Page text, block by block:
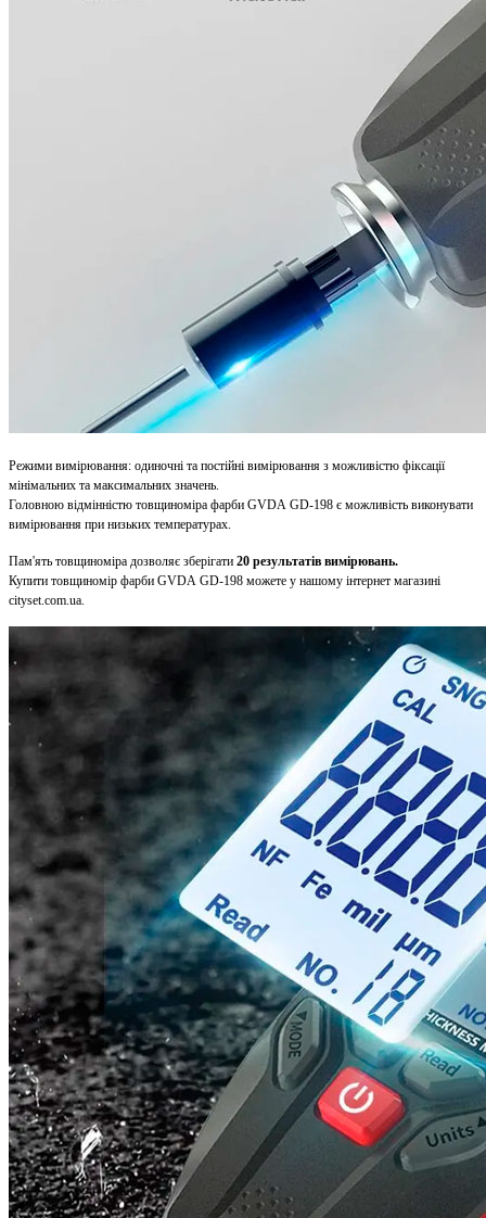
Режими вимірювання: одиночні та постійні вимірювання з можливістю фіксації
мінімальних та максимальних значень.
Головною відмінністю товщиноміра фарби GVDA GD-198 є можливість виконувати
вимірювання при низьких температурах.
Пам'ять товщиноміра дозволяє зберігати 20 результатів вимірювань.
Купити товщиномір фарби GVDA GD-198 можете у нашому інтернет магазині
cityset.com.ua.